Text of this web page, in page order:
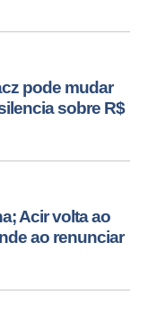
pode mudar
sobre R$
Acir volta ao
ao renunciar